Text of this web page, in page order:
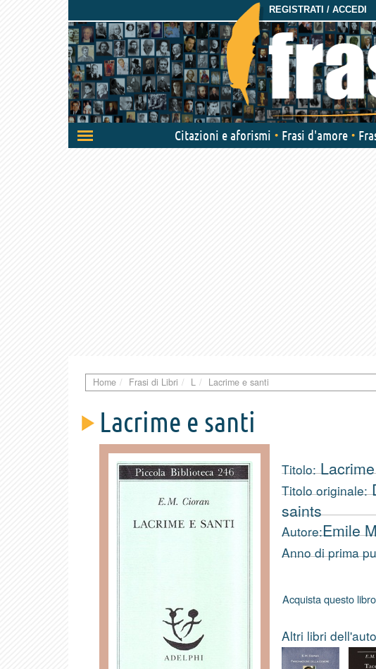
REGISTRATI / ACCEDI
Attiva/disattiva
navigazione
Citazioni e aforismi Frasi d'amore
Home Frasi di Libri L Lacrime e santi
Lacrime e santi
Titolo:
Titolo originale:
saints
Autore:Emile
Anno di prima
Acquista questo
Altri libri